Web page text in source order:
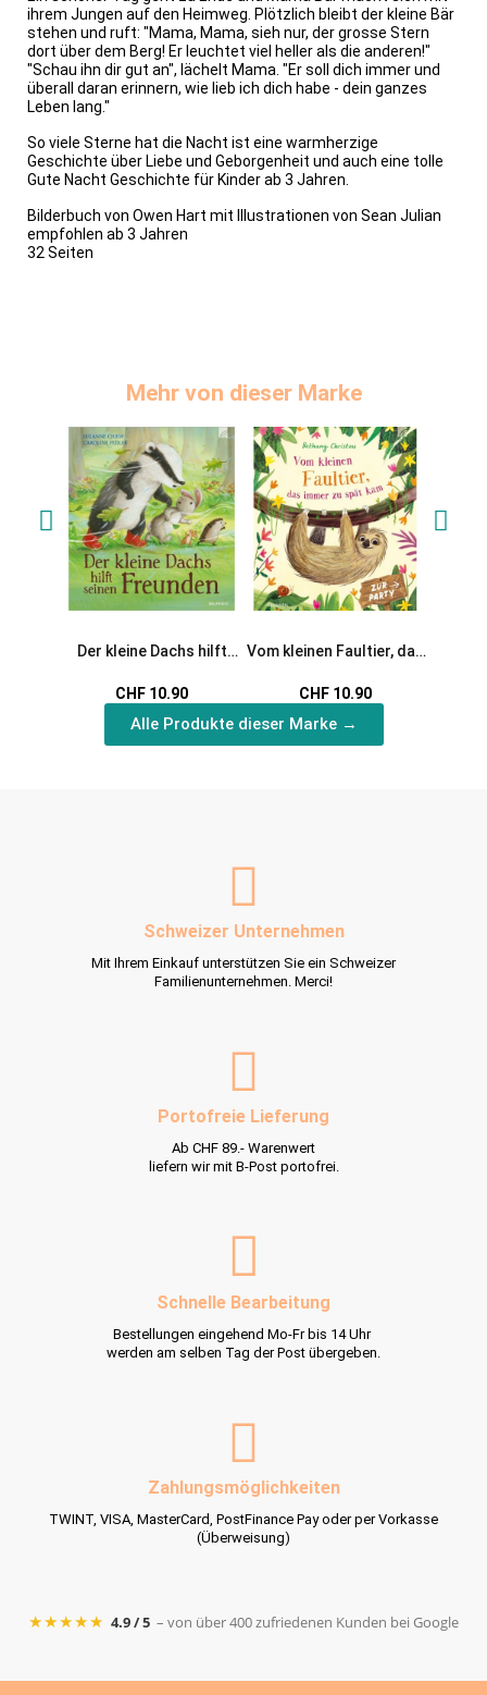
ihrem Jungen auf den Heimweg. Plötzlich bleibt der kleine Bär
stehen und ruft: "Mama, Mama, sieh nur, der grosse Stern
dort über dem Berg! Er leuchtet viel heller als die anderen!"
"Schau ihn dir gut an", lächelt Mama. "Er soll dich immer und
überall daran erinnern, wie lieb ich dich habe - dein ganzes
Leben lang."
So viele Sterne hat die Nacht ist eine warmherzige
Geschichte über Liebe und Geborgenheit und auch eine tolle
Gute Nacht Geschichte für Kinder ab 3 Jahren.
Bilderbuch von Owen Hart mit Illustrationen von Sean Julian
empfohlen ab 3 Jahren
32 Seiten
Mehr von dieser Marke
Der kleine Dachs hilft
CHF 10.90
Vom kleinen Faultier, das
CHF 10.90
Alle Produkte dieser Marke →
Schweizer Unternehmen
Mit Ihrem Einkauf unterstützen Sie ein Schweizer
Familienunternehmen. Merci!
Portofreie Lieferung
Ab CHF 89.- Warenwert
liefern wir mit B-Post portofrei.
Schnelle Bearbeitung
Bestellungen eingehend Mo-Fr bis 14 Uhr
werden am selben Tag der Post übergeben.
Zahlungsmöglichkeiten
TWINT, VISA, MasterCard, PostFinance Pay oder per Vorkasse
(Überweisung)
★★★★★ 4.9 / 5 – von über 400 zufriedenen Kunden bei Google